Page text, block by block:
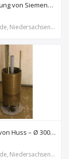
SPS Steuerung von Siemens Phonix – S5 6ES5 491-0LB11
Niedersachsen, DE
Schleifring von Huss – Ø 300 mm
Niedersachsen, DE